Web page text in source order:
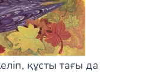
құсты тағы да